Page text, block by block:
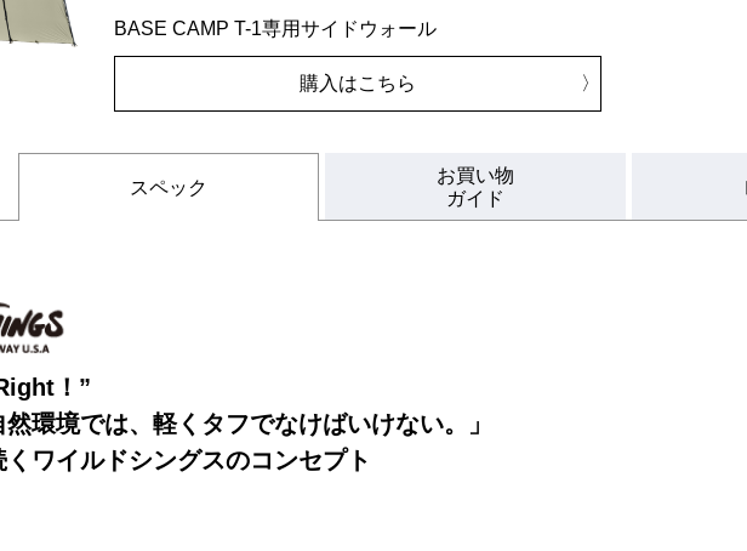
BASE CAMP T-1専用サイドウォール
購入はこちら
スペック
お買い物
ガイド
！”
然環境では、軽くタフでなけばいけない。」
ワイルドシングスのコンセプト